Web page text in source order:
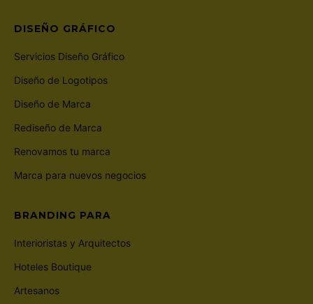
DISEÑO GRÁFICO
Servicios Diseño Gráfico
Diseño de Logotipos
Diseño de Marca
Rediseño de Marca
Renovamos tu marca
Marca para nuevos negocios
BRANDING PARA
Interioristas y Arquitectos
Hoteles Boutique
Artesanos